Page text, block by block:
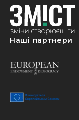
Наші партнери